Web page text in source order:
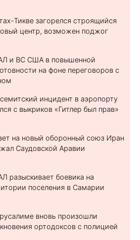
Тикве загорелся строящийся
центр, возможен поджог
и ВС США в повышенной
на фоне переговоров с
инцидент в аэропорту
с выкриков «Гитлер был прав»
на новый оборонный союз Иран
Саудовской Аравии
разыскивает боевика на
поселения в Самарии
вновь произошли
ортодоксов с полицией